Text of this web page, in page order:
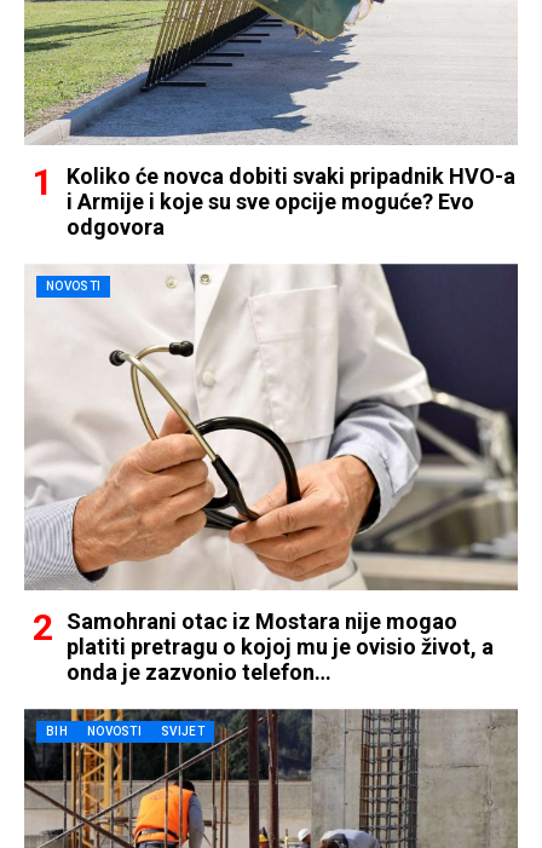
Koliko će novca dobiti svaki pripadnik HVO-a
i Armije i koje su sve opcije moguće? Evo
odgovora
NOVOSTI
Samohrani otac iz Mostara nije mogao
platiti pretragu o kojoj mu je ovisio život, a
onda je zazvonio telefon…
BIH NOVOSTI SVIJET